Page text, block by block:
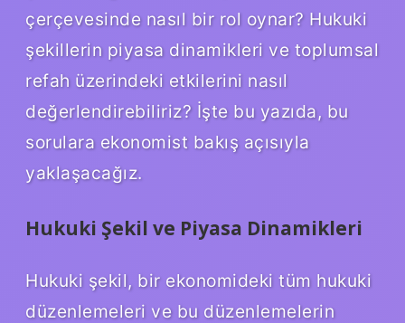
çerçevesinde nasıl bir rol oynar? Hukuki
şekillerin piyasa dinamikleri ve toplumsal
refah üzerindeki etkilerini nasıl
değerlendirebiliriz? İşte bu yazıda, bu
sorulara ekonomist bakış açısıyla
yaklaşacağız.
Hukuki Şekil ve Piyasa Dinamikleri
Hukuki şekil, bir ekonomideki tüm hukuki
düzenlemeleri ve bu düzenlemelerin